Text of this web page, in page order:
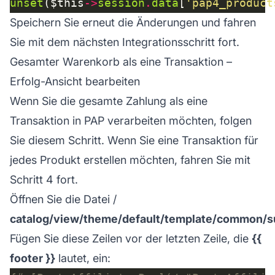
unset ($this ->session . data [
Speichern Sie erneut die Änderungen und fahren
Sie mit dem nächsten Integrationsschritt fort.
Gesamter Warenkorb als eine Transaktion –
Erfolg-Ansicht bearbeiten
Wenn Sie die gesamte Zahlung als eine
Transaktion in PAP verarbeiten möchten, folgen
Sie diesem Schritt. Wenn Sie eine Transaktion für
jedes Produkt erstellen möchten, fahren Sie mit
Schritt 4 fort.
Öffnen Sie die Datei /
catalog/view/theme/default/template/common/
Fügen Sie diese Zeilen vor der letzten Zeile, die {{
footer }} lautet, ein: